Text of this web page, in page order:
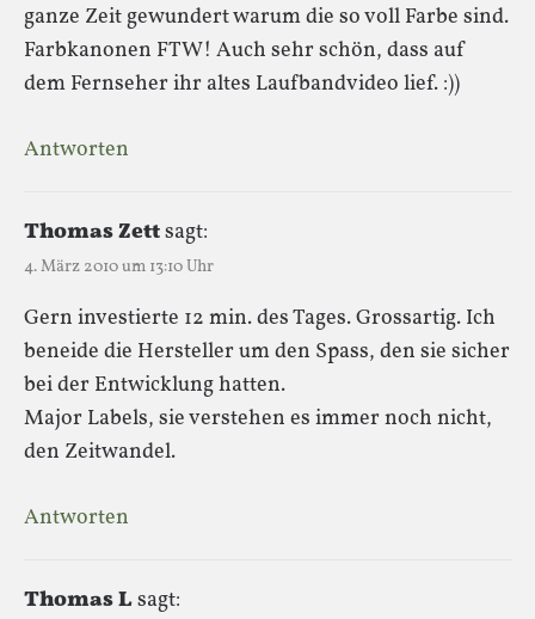
ganze Zeit gewundert warum die so voll Farbe sind.
Farbkanonen FTW! Auch sehr schön, dass auf
dem Fernseher ihr altes Laufbandvideo lief. :))
Antworten
Thomas Zettsagt:
4. März 2010 um 13:10 Uhr
Gern investierte 12 min. des Tages. Grossartig. Ich
beneide die Hersteller um den Spass, den sie sicher
bei der Entwicklung hatten.
Major Labels, sie verstehen es immer noch nicht,
den Zeitwandel.
Antworten
Thomas Lsagt: